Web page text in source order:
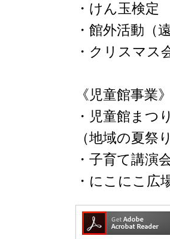
・けん玉検定
・館外活動（
・クリスマス
《児童館事業
・児童館まつ
（地域の夏祭
・子育て講演
・にこにこ広